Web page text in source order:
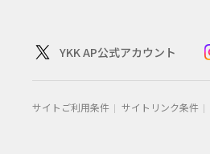
YKK AP公式アカウント
サイトご利用条件 サイトリンク条件